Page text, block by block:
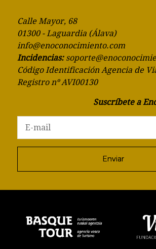
Calle Mayor, 68
01300 - Laguardia (Álava)
info@enoconocimiento.com
Incidencias:
Código Identificación Agencia de
Registro nº AVI00130
Suscríbete a